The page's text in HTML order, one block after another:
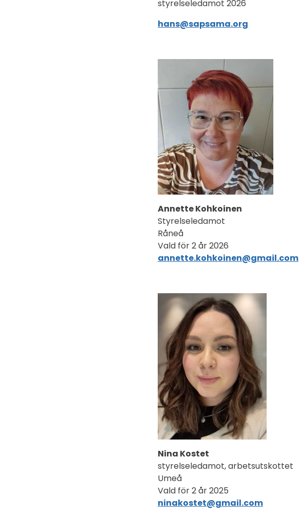
styrelseledamot 2026
hans@sapsama.org
Annette Kohkoinen
Styrelseledamot
Råneå
Vald för 2 år 2026
annette.kohkoinen@gmail.com
Nina Kostet
styrelseledamot, arbetsutskottet
Umeå
Vald för 2 år 2025
ninakostet@gmail.com